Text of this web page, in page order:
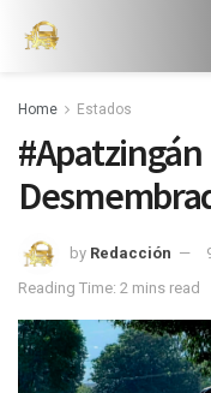
Home Estados
by Redacción
Reading Time: 2 mins read